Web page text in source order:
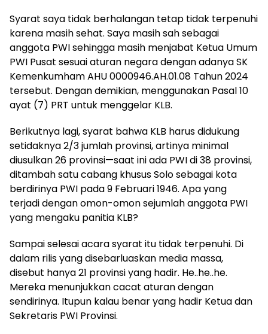
Syarat saya tidak berhalangan tetap tidak terpenuhi
karena masih sehat. Saya masih sah sebagai
anggota PWI sehingga masih menjabat Ketua Umum
PWI Pusat sesuai aturan negara dengan adanya SK
Kemenkumham AHU 0000946.AH.01.08 Tahun 2024
tersebut. Dengan demikian, menggunakan Pasal 10
ayat (7) PRT untuk menggelar KLB.
Berikutnya lagi, syarat bahwa KLB harus didukung
setidaknya 2/3 jumlah provinsi, artinya minimal
diusulkan 26 provinsi—saat ini ada PWI di 38 provinsi,
ditambah satu cabang khusus Solo sebagai kota
berdirinya PWI pada 9 Februari 1946. Apa yang
terjadi dengan omon-omon sejumlah anggota PWI
yang mengaku panitia KLB?
Sampai selesai acara syarat itu tidak terpenuhi. Di
dalam rilis yang disebarluaskan media massa,
disebut hanya 21 provinsi yang hadir. He..he..he.
Mereka menunjukkan cacat aturan dengan
sendirinya. Itupun kalau benar yang hadir Ketua dan
Sekretaris PWI Provinsi.